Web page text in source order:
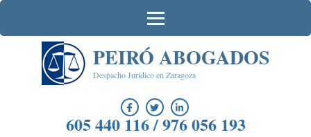
Saltar
contenido
PEIRÓ ABOGADOS
Despacho Jurídico en Zaragoza
605 440 116 / 976 056 193